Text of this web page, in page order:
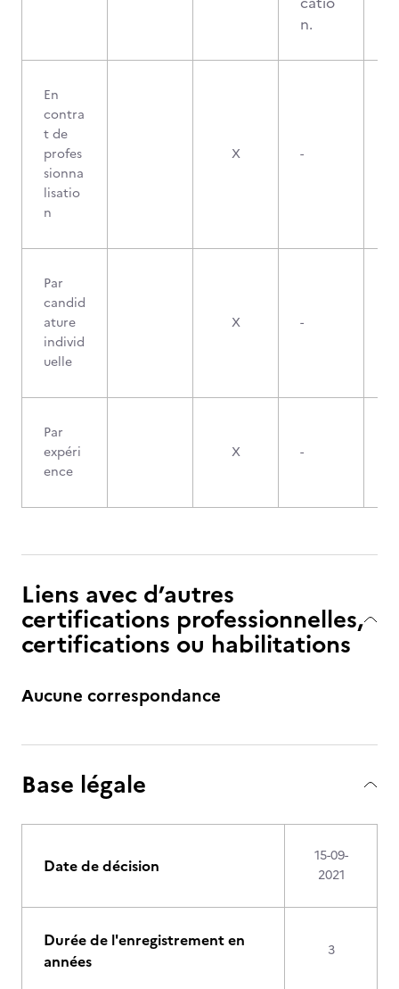
n.
En
contra
t de
profes
sionna
lisatio
n
X -
Par
candid
ature
individ
uelle
X -
Par
expéri
ence
X -
Liens avec d’autres
certifications professionnelles,
certifications ou habilitations
Aucune correspondance
Base légale
Date de décision
15-09-
2021
Durée de l'enregistrement en
années
3